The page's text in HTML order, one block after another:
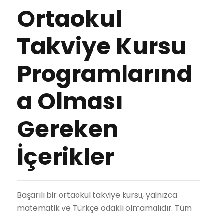
Ortaokul
Takviye Kursu
Programlarınd
a Olması
Gereken
İçerikler
Başarılı bir ortaokul takviye kursu, yalnızca
matematik ve Türkçe odaklı olmamalıdır. Tüm